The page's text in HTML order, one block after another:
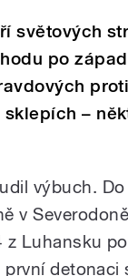
světových
po
–
výbuch.
v
z Luhansku
detonaci